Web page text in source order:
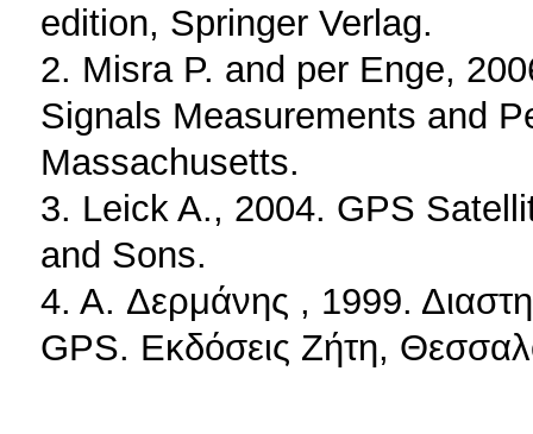
edition, Springer Verlag.
2. Misra P. and per Enge,
Signals Measurements and
Massachusetts.
3. Leick A., 2004. GPS
and Sons.
4. A. Δερμάνης , 1999.
GPS. Εκδόσεις Ζήτη,